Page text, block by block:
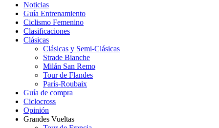
Noticias
Guía Entrenamiento
Ciclismo Femenino
Clasificaciones
Clásicas
Clásicas y Semi-Clásicas
Strade Bianche
Milán San Remo
Tour de Flandes
París-Roubaix
Guía de compra
Ciclocross
Opinión
Grandes Vueltas